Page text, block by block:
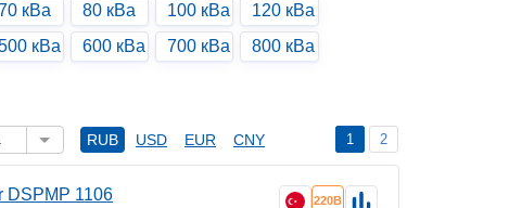
кВа 80 кВа 100 кВа
120 кВа
кВа 600 кВа 700 кВа
800 кВа
RUB USD EUR CNY 1 2
DSPMP 1106 220В